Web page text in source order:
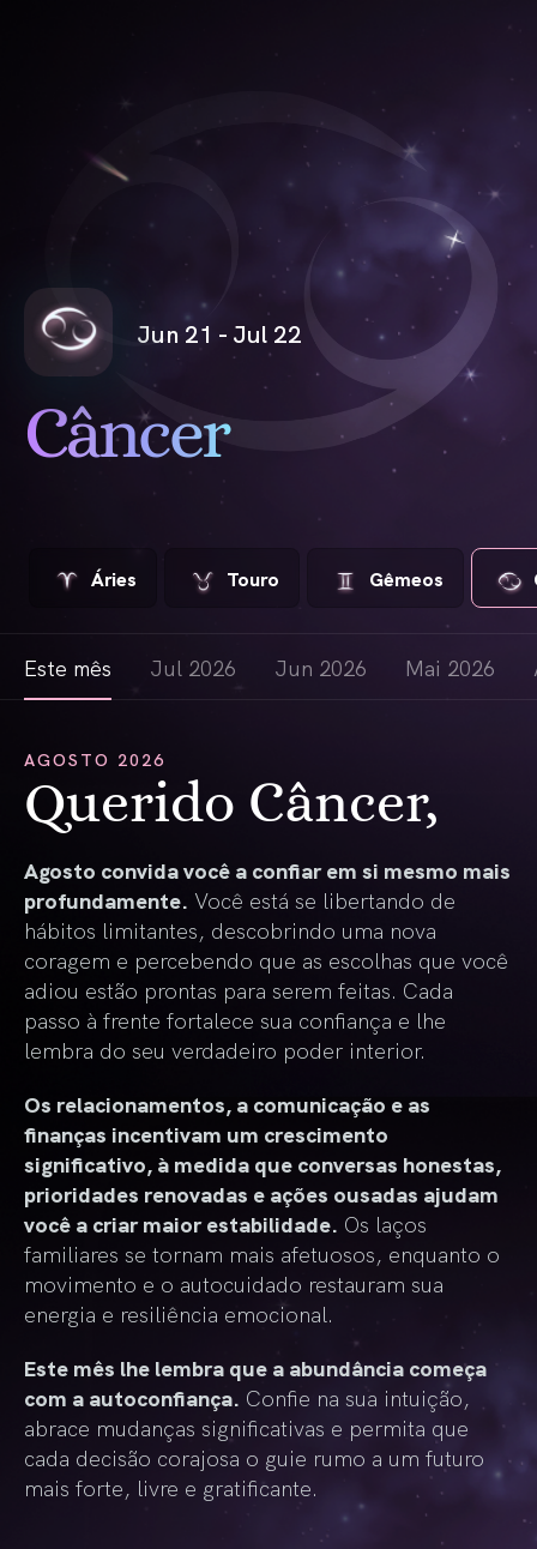
Jun 21 - Jul 22
Câncer
Áries Touro Gêmeos
Este mês Jul 2026 Jun 2026 Mai 2026
AGOSTO 2026
Querido Câncer,
Agosto convida você a confiar em si mesmo mais
profundamente. Você está se libertando de
hábitos limitantes, descobrindo uma nova
coragem e percebendo que as escolhas que você
adiou estão prontas para serem feitas. Cada
passo à frente fortalece sua confiança e lhe
lembra do seu verdadeiro poder interior.
Os relacionamentos, a comunicação e as
finanças incentivam um crescimento
significativo, à medida que conversas honestas,
prioridades renovadas e ações ousadas ajudam
você a criar maior estabilidade. Os laços
familiares se tornam mais afetuosos, enquanto o
movimento e o autocuidado restauram sua
energia e resiliência emocional.
Este mês lhe lembra que a abundância começa
com a autoconfiança. Confie na sua intuição,
abrace mudanças significativas e permita que
cada decisão corajosa o guie rumo a um futuro
mais forte, livre e gratificante.